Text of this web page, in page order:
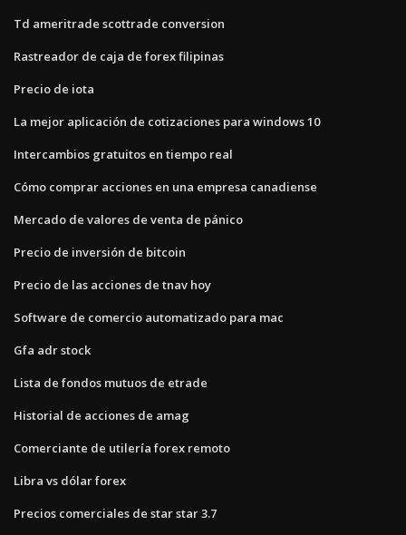
Td ameritrade scottrade conversion
Rastreador de caja de forex filipinas
Precio de iota
La mejor aplicación de cotizaciones para windows 10
Intercambios gratuitos en tiempo real
Cómo comprar acciones en una empresa canadiense
Mercado de valores de venta de pánico
Precio de inversión de bitcoin
Precio de las acciones de tnav hoy
Software de comercio automatizado para mac
Gfa adr stock
Lista de fondos mutuos de etrade
Historial de acciones de amag
Comerciante de utilería forex remoto
Libra vs dólar forex
Precios comerciales de star star 3.7